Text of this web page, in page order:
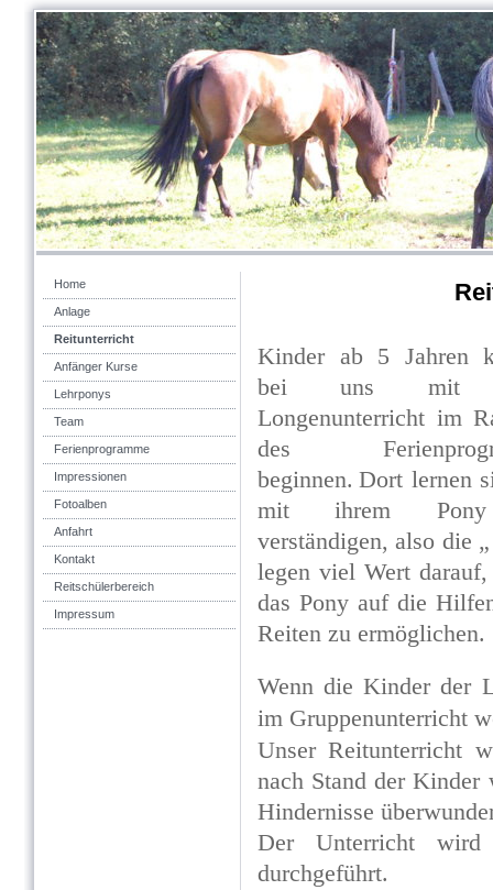
Home
Anlage
Reitunterricht
Anfänger Kurse
Lehrponys
Team
Ferienprogramme
Impressionen
Fotoalben
Anfahrt
Kontakt
Reitschülerbereich
Impressum
Kinder ab 5 Jahren
bei uns mit
Longenunterricht im
des
beginnen. Dort lernen
mit ihrem
verständigen, also die
legen viel Wert
das Pony auf die
Reiten zu ermöglichen.
Wenn die Kinder der
im Gruppenunterricht
Unser Reitunterricht
nach Stand der
Hindernisse
Der Unterricht
durchgeführt.